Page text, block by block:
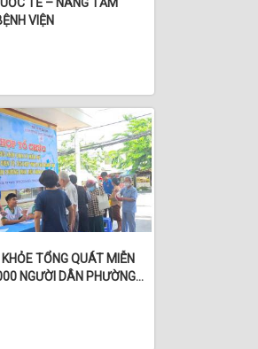
TẾ – NÂNG TẦM
VIỆN
TỔNG QUÁT MIỄN
NGƯỜI DÂN PHƯỜNG